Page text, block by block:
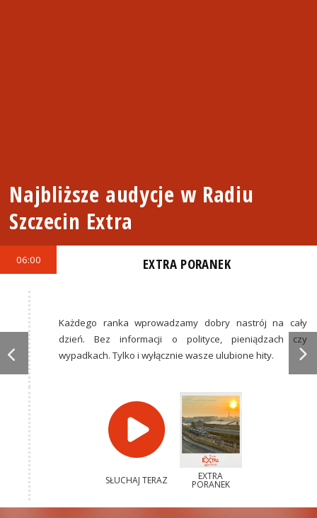
Najbliższe audycje w Radiu
Szczecin Extra
06:00 EXTRA PORANEK
Każdego ranka wprowadzamy dobry nastrój na cały
dzień. Bez informacji o polityce, pieniądzach czy
wypadkach. Tylko i wyłącznie wasze ulubione hity.
SŁUCHAJ TERAZ EXTRA
PORANEK